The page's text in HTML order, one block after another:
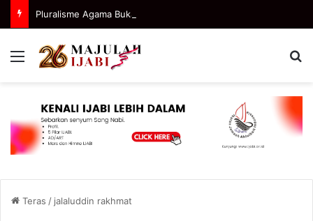
Pluralisme Agama Bukan Berarti Semua Agama Dicampur
Menu
Teras / jalaluddin rakhmat